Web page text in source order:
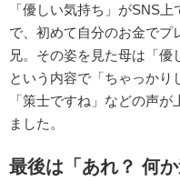
「優しい気持ち」がSNS
で、初めて自分のお金でプ
兄。その姿を見た母は「
という内容で「ちゃっかり
「策士ですね」などの声
ました。
最後は「あれ？ 何か